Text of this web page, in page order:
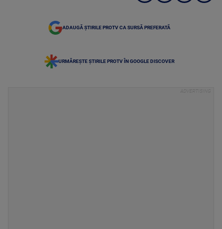
ADAUGĂ ȘTIRILE PROTV CA SURSĂ PREFERATĂ
URMĂREȘTE ȘTIRILE PROTV ÎN GOOGLE DISCOVER